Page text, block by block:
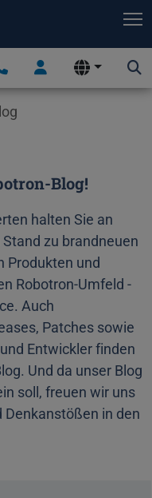
Blog!
halten Sie an
zu brandneuen
Produkten und
Robotron-Umfeld -
Auch
Patches sowie
Entwickler finden
Und da unser Blog
soll, freuen wir uns
Denkanstößen in den